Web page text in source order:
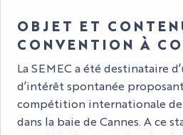
OBJET ET
CONVENTION À
La SEMEC a été destinataire
d’intérêt spontanée
compétition internationale de
dans la baie de Cannes. A ce